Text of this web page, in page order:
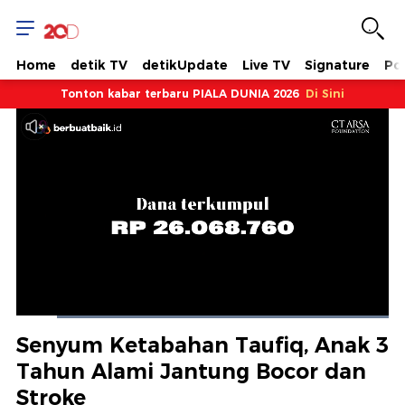
Home detik TV detikUpdate Live TV Signature
Tonton kabar terbaru PIALA DUNIA 2026 Di Sini
Suara
Hidup
Saat
Dimuat:
Senyum Ketabahan Taufiq, Anak 3
Tahun Alami Jantung Bocor dan
Stroke